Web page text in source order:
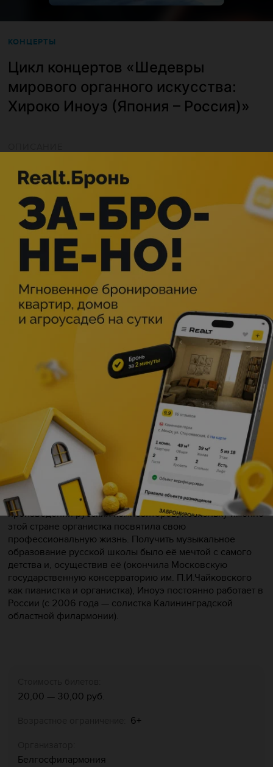
КОНЦЕРТЫ
Цикл концертов «Шедевры
мирового органного искусства:
Хироко Иноуэ (Япония – Россия)»
Описание
339-летию со дня рождения Иоганна Себастьяна Баха.
Цикл концертов «Шедевры мирового органного
искусства»
Лауреат международных конкурсов —
Музыковед—кандидат искусствоведения Ольга
Савицкая.
Хироко Иноуэ—талантливый музыкант,
концертирующий по всему миру и яркий представитель
нового поколения академических исполнителей, чутко
реагирующий на тревоги и проблемы сегодняшнего дня
и служащий своим искусством высоким эстетическим
принципам, идеям гуманизма и толерантности.
В афишах концертов Хироко Иноуэ встречаются имена
композиторов разных эпох и стран. Так,
исполнительница регулярно знакомит поклонников
органного искусства с музыкой Японии—
в сольных
программах и в творческом содружестве с певцами и
музыкантами Юго-Восточной Азии. Наряду с шедеврами
европейского барокко и музыкой Страны Восходящего
Солнца в программах Хироко Иноуэ постоянно звучат
произведения русских композиторов, поскольку именно
этой стране органистка посвятила свою
профессиональную жизнь. Получить музыкальное
образование русской школы было её мечтой с самого
детства и, осуществив её (окончила Московскую
государственную консерваторию им. П.И.Чайковского
как пианистка и органистка), Иноуэ постоянно работает в
России (с 2006 года — солистка Калининградской
областной филармонии).
20,00 — 30,00 руб.
6+
Белгосфилармония